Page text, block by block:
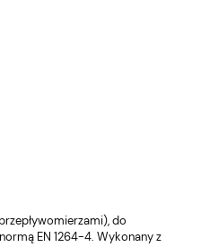
do
EN 1264-4. Wykonany z